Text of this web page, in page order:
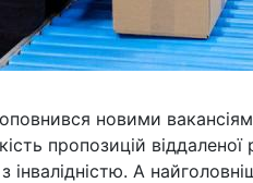
новими
пропозицій
А